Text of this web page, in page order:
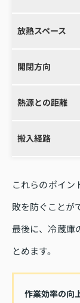
放熱スペース
開閉方向
熱源との距離
搬入経路
これらのポイン
敗を防ぐことが
最後に、冷蔵庫
とめます。
作業効率の向